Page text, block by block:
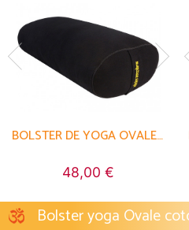
BOLSTER DE YOGA OVALE EPEAUTRE 100 % COTON BIO 60 CM X15 CM X 30 CM
48,00 €
55,00 €
Bolster yoga Ovale